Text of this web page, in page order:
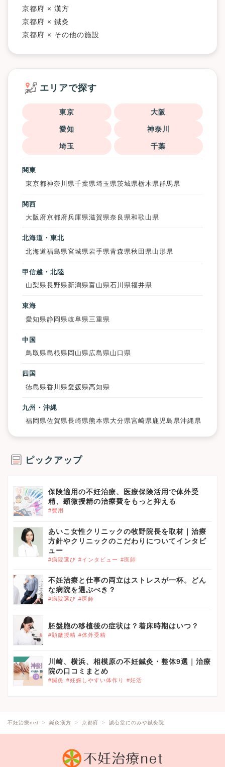
京都府 × 漢方
京都府 × 鍼灸
京都府 × その他の施設
エリアで探す
東京 大阪
愛知 神奈川
埼玉 千葉
関東
東京都神奈川県千葉県埼玉県茨城県栃木県群馬県
関西
大阪府京都府兵庫県滋賀県奈良県和歌山県
北海道・東北
北海道福島県宮城県岩手県青森県秋田県 山形県
甲信越・北陸
山梨県長野県新潟県富山県石川県福井県
東海
愛知県静岡県岐阜県 三重県
中国
鳥取県島根県 岡山県広島県山口県
四国
徳島県香川県愛媛県高知県
九州・沖縄
福岡県佐賀県長崎県熊本県大分県宮崎県鹿児島県沖縄県
ピックアップ
保険適用の不妊治療、医療保険活用で体外受
精、顕微授精の治療費をもっと抑える
#費用
あいこ女性クリニックの牧野院長を取材｜治療
方針やクリニックのこだわりについてインタビ
ュー
#病院選び #インタビュー #医師
不妊治療と仕事の両立はストレスが一杯。どん
な病院を選ぶべき？
#病院選び #医師
胚盤胞の移植後の症状は？着床時期はいつ？
#顕微授精 #体外受精
川崎、横浜、相模原の不妊鍼灸・整体9選｜治療
院の口コミまとめ
#鍼灸 #妊娠しやすい体作り #妊活
不妊治療net 鍼灸漢方 京都府 誠心堂にのみや鍼灸院